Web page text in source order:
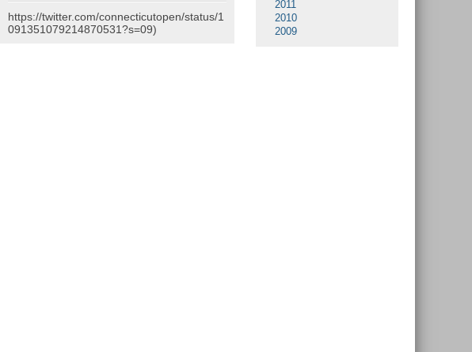
https://twitter.com/connecticutopen/status/1
091351079214870531?s=09)
2011
2010
2009